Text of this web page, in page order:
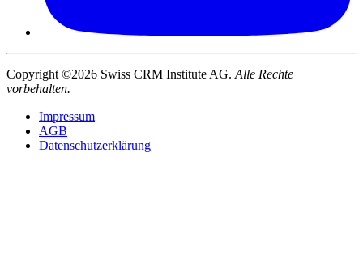
Copyright ©2026 Swiss CRM Institute AG. Alle Rechte
vorbehalten.
Impressum
AGB
Datenschutzerklärung